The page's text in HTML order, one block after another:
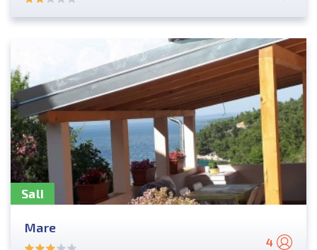
Sali
Mare
4